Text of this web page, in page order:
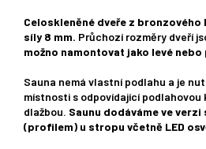
Celoskleněné dveře z
síly 8 mm. Průchozí rozměry dveří
možno namontovat jako levé nebo
Sauna nemá vlastní podlahu a je
místnosti s odpovídající podlahovou
dlažbou. Saunu dodáváme ve
(profilem) u stropu včetně LED